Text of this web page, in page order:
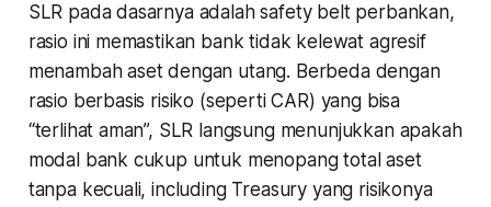
SLR pada dasarnya adalahsafety beltperbankan,
rasio ini memastikan bank tidak kelewat agresif
menambah aset dengan utang. Berbeda dengan
rasio berbasis risiko (seperti CAR) yang bisa
“terlihat aman”, SLR langsung menunjukkan apakah
modal bank cukup untuk menopang total aset
tanpa kecuali,including Treasury yang risikonya